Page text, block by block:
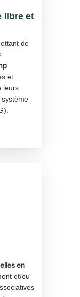
libre et
de
et
leurs
en
et/ou